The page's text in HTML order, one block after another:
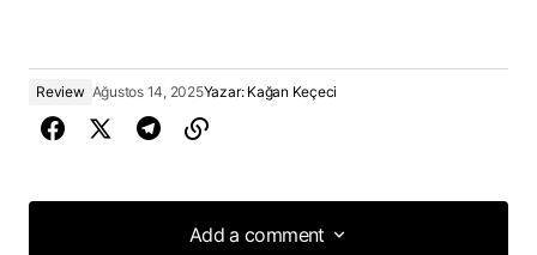
Review Ağustos 14, 2025Yazar: Kağan Keçeci
Add a comment